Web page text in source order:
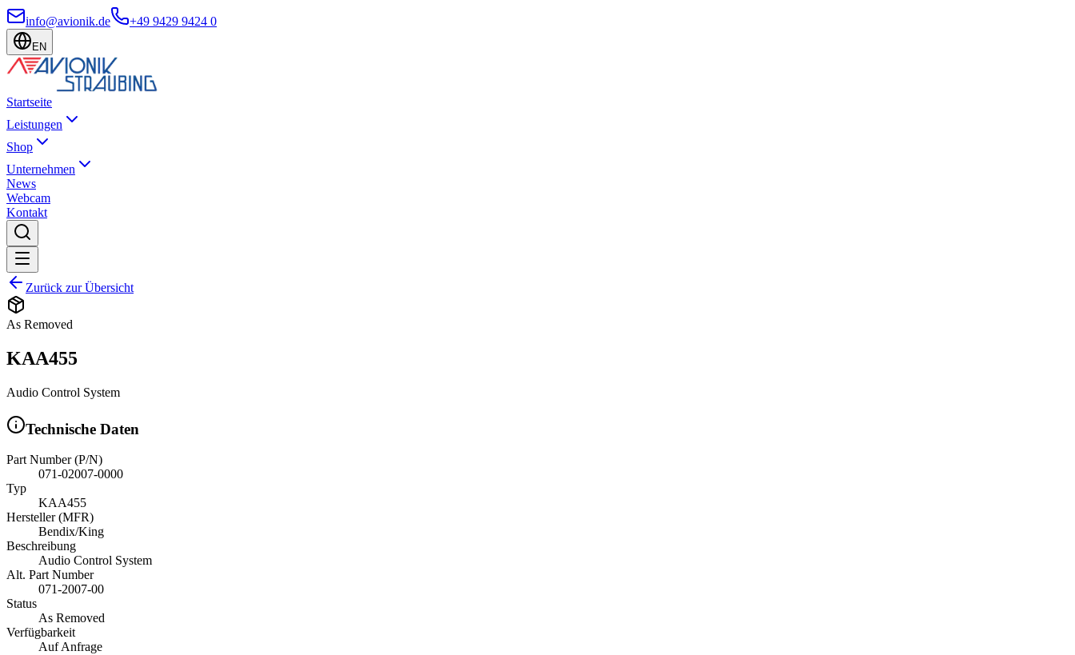
info@avionik.de +49 9429 9424 0
EN
Startseite
Leistungen
Shop
Unternehmen
News
Webcam
Kontakt
Zurück zur Übersicht
As Removed
KAA455
Audio Control System
Technische Daten
Part Number (P/N)
071-02007-0000
Typ
KAA455
Hersteller (MFR)
Bendix/King
Beschreibung
Audio Control System
Alt. Part Number
071-2007-00
Status
As Removed
Verfügbarkeit
Auf Anfrage